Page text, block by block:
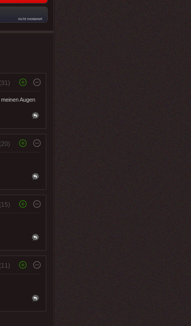
nicht moderiert
(31)
Augen
(20)
(15)
(11)